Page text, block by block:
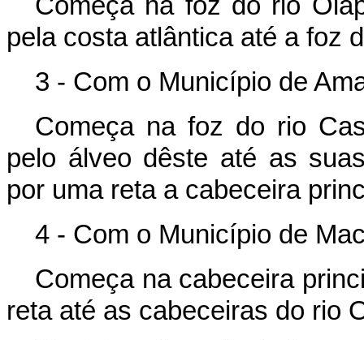
pela costa atlântica até a foz
3 - Com o Município de
Começa na foz do rio
pelo álveo dêste até as
por uma reta a cabeceira
4 - Com o Município de
Começa na cabeceira
reta até as cabeceiras do rio